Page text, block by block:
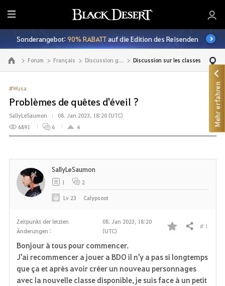
A
l
l
e
Sonderangebot:90% RABATTauf die Edition des Reisenden
Zur Hauptseite Forum Français Discussion générale Discussion sur les classes
#Wusa
Problèmes de quêtes d'éveil ?
SallyLeSaumon
08. Jan 2023, 18:20 (UTC)
6891
6 4
Zeitpunkt der letzten
Änderungen :
08. Jan 2023, 18:20
(UTC)
F
a
v
Teilen # 1
Bonjour à tous pour commencer.
J'ai recommencer a jouer a BDO il n'y a pas si longtemps
que ça et après avoir créer un nouveau personnages
avec la nouvelle classe disponible, je suis face à un petit
SallyLeSaumon
1 2
Lv 23 Calypsoot
Mehr erfahren